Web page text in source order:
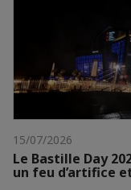
15/07/2026
Le Bastille Day
un feu d’artifice